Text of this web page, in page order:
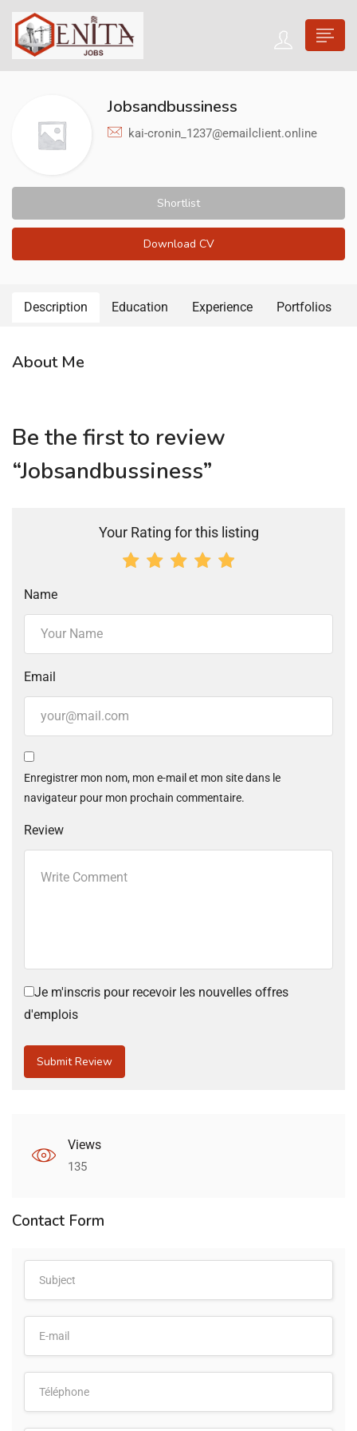
Jobsandbussiness
kai-cronin_1237@emailclient.online
Shortlist
Download CV
Description Education Experience Portfolios
About Me
Be the first to review
“Jobsandbussiness”
Your Rating for this listing
Name
Email
Enregistrer mon nom, mon e-mail et mon site dans le
navigateur pour mon prochain commentaire.
Review
Je m'inscris pour recevoir les nouvelles offres
d'emplois
Views
135
Contact Form